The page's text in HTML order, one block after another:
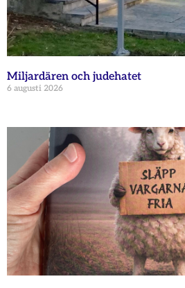
Miljardären och judehatet
6 augusti 2026